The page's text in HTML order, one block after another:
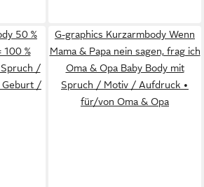
50 %
100 %
/
Geburt /
G-graphics Kurzarmbody Wenn
Mama & Papa nein sagen, frag ich
Oma & Opa Baby Body mit
Spruch / Motiv / Aufdruck •
für/von Oma & Opa